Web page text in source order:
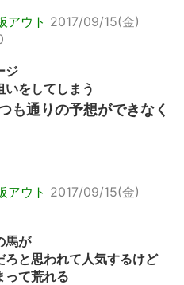
アウト 2017/09/15(金)
ジ
をしてしまう
も通りの予想ができなく
アウト 2017/09/15(金)
馬が
と思われて人気するけど
って荒れる